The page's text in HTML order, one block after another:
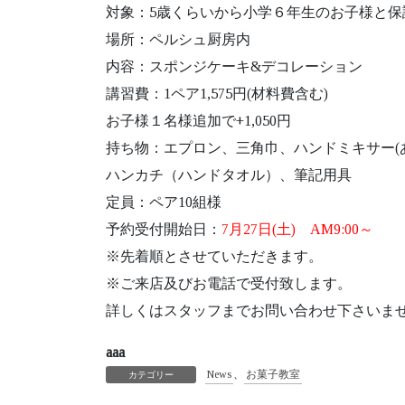
対象：5歳くらいから小学６年生のお子様と
場所：ペルシュ厨房内
内容：スポンジケーキ&デコレーション
講習費：1ペア1,575円(材料費含む)
お子様１名様追加で+1,050円
持ち物：エプロン、三角巾、ハンドミキサー(
ハンカチ（ハンドタオル）、筆記用具
定員：ペア10組様
予約受付開始日： 7月27日(土) AM9:00～
※先着順とさせていただきます。
※ご来店及びお電話で受付致します。
詳しくはスタッフまでお問い合わせ下さいませ
aaa
カテゴリー News お菓子教室